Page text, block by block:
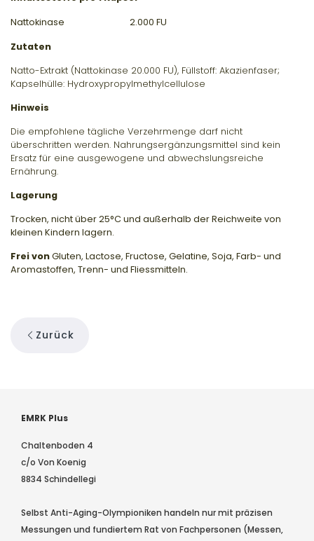
Nattokinase 2.000 FU
Zutaten
Natto-Extrakt (Nattokinase 20.000 FU), Füllstoff: Akazienfaser;
Kapselhülle: Hydroxypropylmethylcellulose
Hinweis
Die empfohlene tägliche Verzehrmenge darf nicht
überschritten werden. Nahrungsergänzungsmittel sind kein
Ersatz für eine ausgewogene und abwechslungsreiche
Ernährung.
Lagerung
Trocken, nicht über 25°C und außerhalb der Reichweite von
kleinen Kindern lagern.
Frei vonGluten, Lactose, Fructose, Gelatine, Soja, Farb- und
Aromastoffen, Trenn- und Fliessmitteln.
Zurück
EMRK Plus
Chaltenboden 4
c/o Von Koenig
8834 Schindellegi
Selbst Anti-Aging-Olympioniken handeln nur mit präzisen
Messungen und fundiertem Rat von Fachpersonen (Messen,